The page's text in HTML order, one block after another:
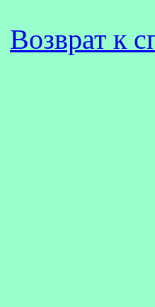
Возврат к